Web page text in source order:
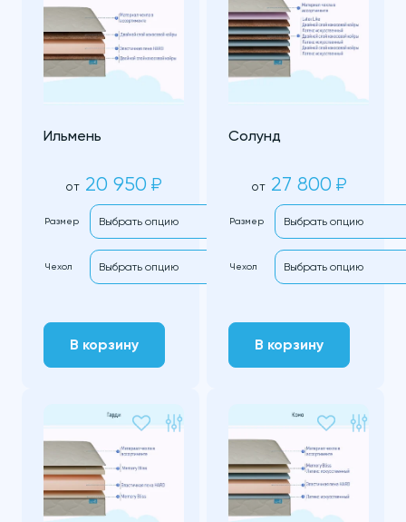
Ильмень
от 20 950 ₽
Размер
Чехол
В корзину
Солунд
от 27 800 ₽
Размер
Чехол
В корзину